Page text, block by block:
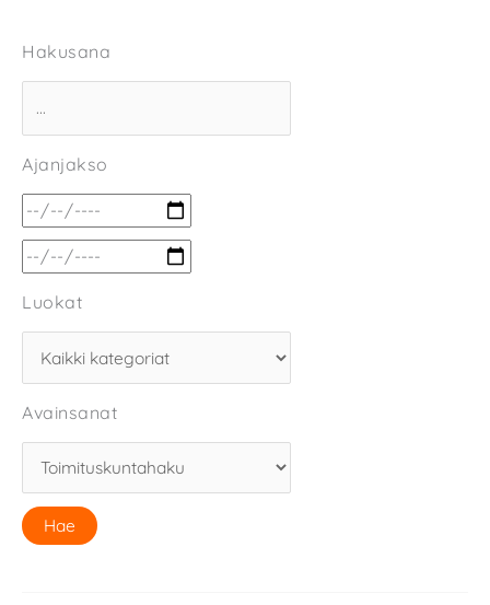
Hakusana
Ajanjakso
Luokat
Avainsanat